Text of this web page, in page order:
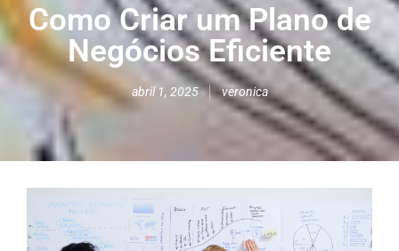
Como Criar um Plano de
Negócios Eficiente
abril 1, 2025 veronica